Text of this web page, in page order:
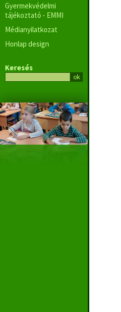
Gyermekvédelmi
tájékoztató - EMMI
Médianyilatkozat
Honlap design
Keresés